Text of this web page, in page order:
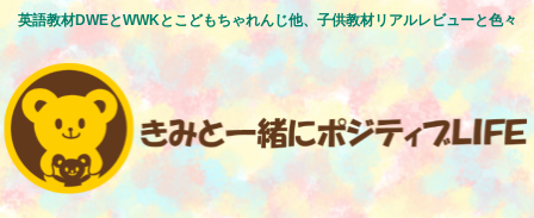
英語教材DWEとWWKとこどもちゃれんじ他、子供教材リアルレビューと色々